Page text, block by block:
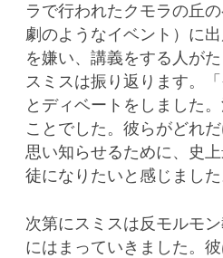
ラで行われたクモラの丘
劇のようなイベント）に
を嫌い、講義をする人が
スミスは振り返ります。
とディベートをしました
ことでした。彼らがどれ
思い知らせるために、史
徒になりたいと感じました
次第にスミスは反モルモ
にはまっていきました。